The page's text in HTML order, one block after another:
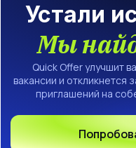
Устали
Мы
Quick Offer улучшит
вакансии и откликнется
приглашений на